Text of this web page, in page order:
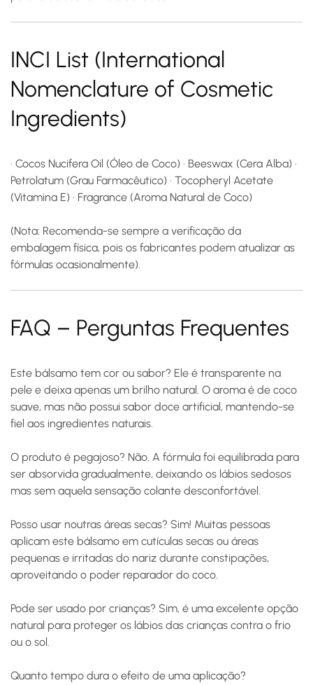
INCI List (International
Nomenclature of Cosmetic
Ingredients)
· Cocos Nucifera Oil (Óleo de Coco) · Beeswax (Cera Alba) ·
Petrolatum (Grau Farmacêutico) · Tocopheryl Acetate
(Vitamina E) · Fragrance (Aroma Natural de Coco)
(Nota: Recomenda-se sempre a verificação da
embalagem física, pois os fabricantes podem atualizar as
fórmulas ocasionalmente).
FAQ – Perguntas Frequentes
Este bálsamo tem cor ou sabor? Ele é transparente na
pele e deixa apenas um brilho natural. O aroma é de coco
suave, mas não possui sabor doce artificial, mantendo-se
fiel aos ingredientes naturais.
O produto é pegajoso? Não. A fórmula foi equilibrada para
ser absorvida gradualmente, deixando os lábios sedosos
mas sem aquela sensação colante desconfortável.
Posso usar noutras áreas secas? Sim! Muitas pessoas
aplicam este bálsamo em cutículas secas ou áreas
pequenas e irritadas do nariz durante constipações,
aproveitando o poder reparador do coco.
Pode ser usado por crianças? Sim, é uma excelente opção
natural para proteger os lábios das crianças contra o frio
ou o sol.
Quanto tempo dura o efeito de uma aplicação?